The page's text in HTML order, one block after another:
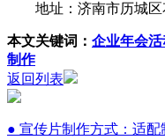
地址：济南市历城区
本文关键词： 企业年会
制作
返回列表
● 宣传片制作方式：适